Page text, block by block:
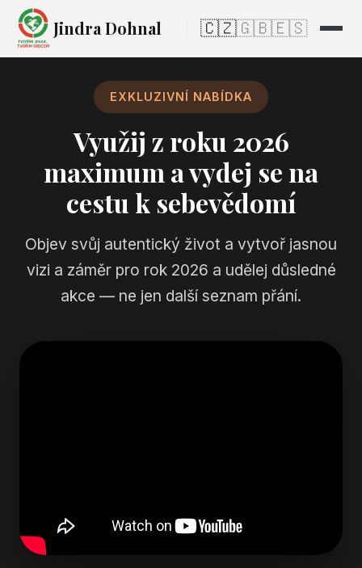
Jindra Dohnal 🇨🇿🇬🇧🇪🇸
EXKLUZIVNÍ NABÍDKA
Využij z roku 2026
maximum a vydej se na
cestu k sebevědomí
Objev svůj autentický život a vytvoř jasnou
vizi a záměr pro rok 2026 a udělej důsledné
akce — ne jen další seznam přání.